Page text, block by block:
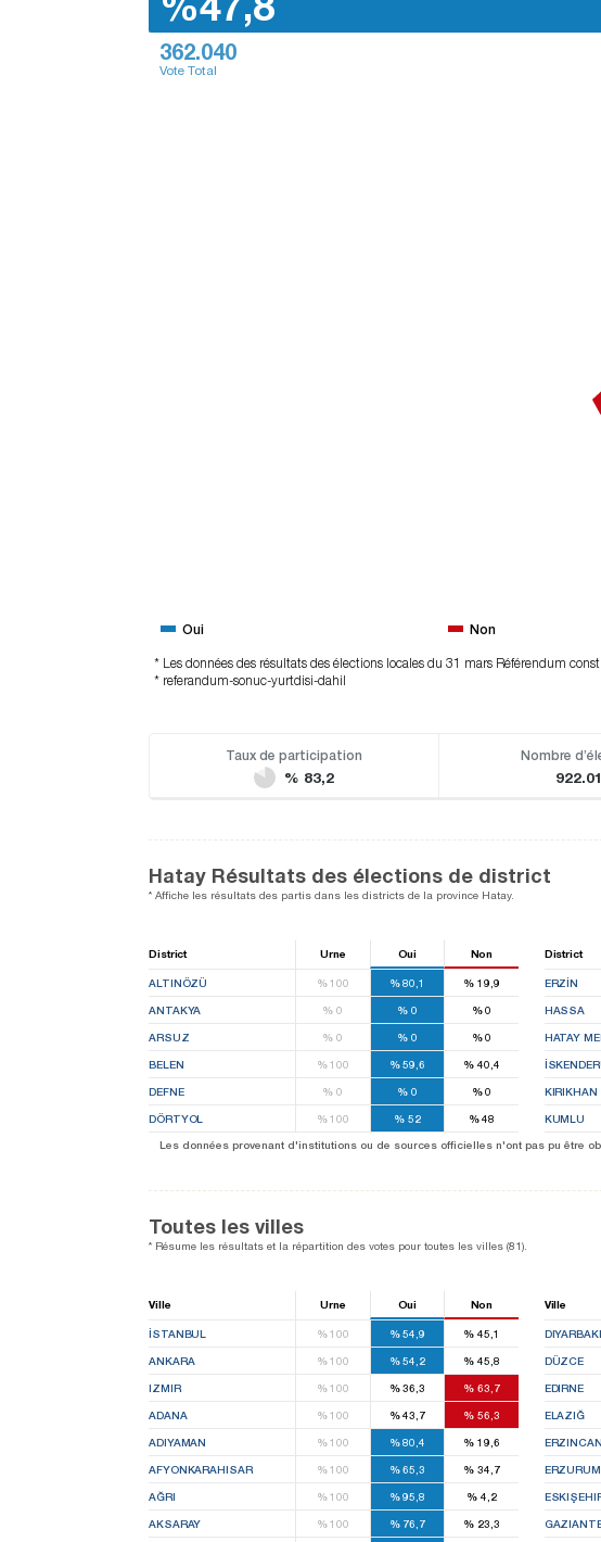
362.040
Vote Total
Oui Non
* Les données des résultats des élections locales du 31 mars Référendum
* referandum-sonuc-yurtdisi-dahil
Taux de participation
% 83,2
Nombre
Hatay Résultats des élections de district
* Affiche les résultats des partis dans les districts de la province Hatay.
District Urne Oui Non District
ALTINÖZÜ %100 %80,1 % 19,9
ANTAKYA % 0 %0 %0
ARSUZ % 0 %0 %0
BELEN %100 %59,6 % 40,4
DEFNE % 0 %0 %0
DÖRTYOL %100 %52 %48
ERZİN
HASSA
HATAY
KIRIKHAN
KUMLU
Les données provenant d'institutions ou de sources officielles n'ont pas pu être
Toutes les villes
* Résume les résultats et la répartition des votes pour toutes les villes (81).
Ville Urne Oui Non Ville
İSTANBUL %100 %54,9 % 45,1
ANKARA %100 %54,2 % 45,8
IZMIR %100 %36,3 % 63,7
ADANA %100 %43,7 % 56,3
ADIYAMAN %100 %80,4 % 19,6
AFYONKARAHISAR %100 %65,3 % 34,7
AĞRI %100 %95,8 % 4,2
AKSARAY %100 %76,7 % 23,3
DÜZCE
EDIRNE
ELAZIĞ
ERZINCAN
ERZURUM